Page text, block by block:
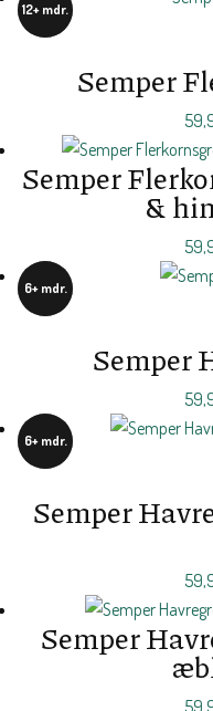
12+ mdr.
Semper
Semper
&
6+ mdr.
Semper
6+ mdr.
Semper
Semper